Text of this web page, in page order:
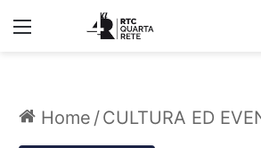
Menu
Home /CULTURA ED